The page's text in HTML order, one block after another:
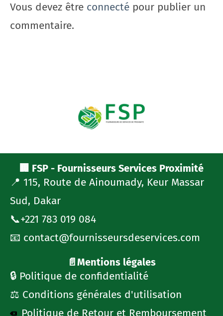
Vous devez être connecté pour publier un
commentaire.
🏢 FSP - Fournisseurs Services Proximité
📍 115, Route de Ainoumady, Keur Massar
Sud, Dakar
📞+221 783 019 084
📧 contact@fournisseursdeservices.com
📄Mentions légales
🔒 Politique de confidentialité
⚖️ Conditions générales d'utilisation
Politique de Retour et Remboursement